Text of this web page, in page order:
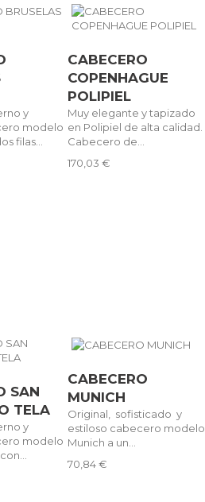
y
modelo
filas...
CABECERO
COPENHAGUE
POLIPIEL
Muy elegante y tapizado
en Polipiel de alta calidad.
Cabecero de...
170,03 €
SAN
TELA
y
modelo
CABECERO
MUNICH
Original, sofisticado y
estiloso cabecero modelo
Munich a un...
70,84 €